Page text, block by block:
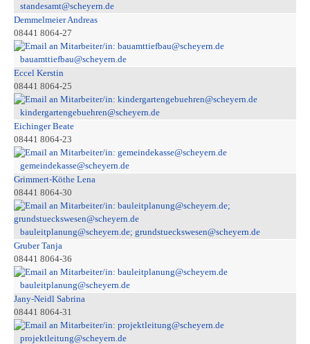
standesamt@scheyern.de
Demmelmeier Andreas
08441 8064-27
bauamttiefbau@scheyern.de
Eccel Kerstin
08441 8064-25
kindergartengebuehren@scheyern.de
Eichinger Beate
08441 8064-23
gemeindekasse@scheyern.de
Grimmert-Köthe Lena
08441 8064-30
bauleitplanung@scheyern.de; grundstueckswesen@scheyern.de
Gruber Tanja
08441 8064-36
bauleitplanung@scheyern.de
Jany-Neidl Sabrina
08441 8064-31
projektleitung@scheyern.de